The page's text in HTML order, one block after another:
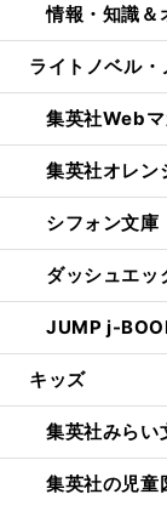
情報・知識
ライトノベル
集英社Webマ
集英社オレン
シフォン文庫
ダッシュエッ
JUMP j-
キッズ
集英社みらい
集英社の児